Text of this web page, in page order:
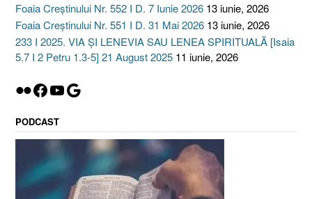
Foaia Creștinului Nr. 552 I D. 7 Iunie 2026 13 iunie, 2026
Foaia Creștinului Nr. 551 I D. 31 Mai 2026 13 iunie, 2026
233 I 2025. VIA ȘI LENEVIA SAU LENEA SPIRITUALĂ [Isaia
5.7 I 2 Petru 1.3-5] 21 August 2025 11 iunie, 2026
Flickr
Facebook
YouTube
Google
PODCAST